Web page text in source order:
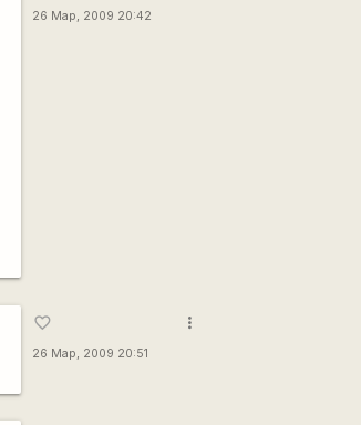
26 Мар, 2009 20:42
favorite_border
26 Мар, 2009 20:51
more_vert